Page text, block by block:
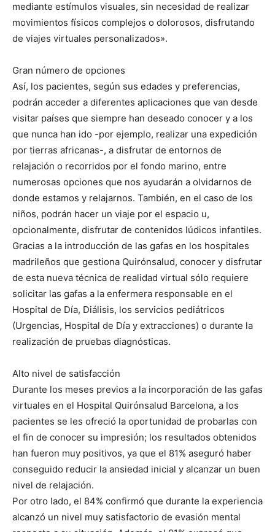
mediante estímulos visuales, sin necesidad de realizar
movimientos físicos complejos o dolorosos, disfrutando
de viajes virtuales personalizados».
Gran número de opciones
Así, los pacientes, según sus edades y preferencias,
podrán acceder a diferentes aplicaciones que van desde
visitar países que siempre han deseado conocer y a los
que nunca han ido -por ejemplo, realizar una expedición
por tierras africanas-, a disfrutar de entornos de
relajación o recorridos por el fondo marino, entre
numerosas opciones que nos ayudarán a olvidarnos de
donde estamos y relajarnos. También, en el caso de los
niños, podrán hacer un viaje por el espacio u,
opcionalmente, disfrutar de contenidos lúdicos infantiles.
Gracias a la introducción de las gafas en los hospitales
madrileños que gestiona Quirónsalud, conocer y disfrutar
de esta nueva técnica de realidad virtual sólo requiere
solicitar las gafas a la enfermera responsable en el
Hospital de Día, Diálisis, los servicios pediátricos
(Urgencias, Hospital de Día y extracciones) o durante la
realización de pruebas diagnósticas.
Alto nivel de satisfacción
Durante los meses previos a la incorporación de las gafas
virtuales en el Hospital Quirónsalud Barcelona, a los
pacientes se les ofreció la oportunidad de probarlas con
el fin de conocer su impresión; los resultados obtenidos
han fueron muy positivos, ya que el 81% aseguró haber
conseguido reducir la ansiedad inicial y alcanzar un buen
nivel de relajación.
Por otro lado, el 84% confirmó que durante la experiencia
alcanzó un nivel muy satisfactorio de evasión mental